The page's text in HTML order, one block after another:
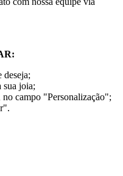
deseja;
sua joia;
campo "Personalização";